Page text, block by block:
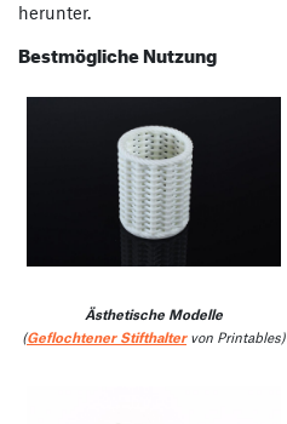
herunter.
Bestmögliche Nutzung
Ästhetische Modelle
(Geflochtener Stifthaltervon Printables)